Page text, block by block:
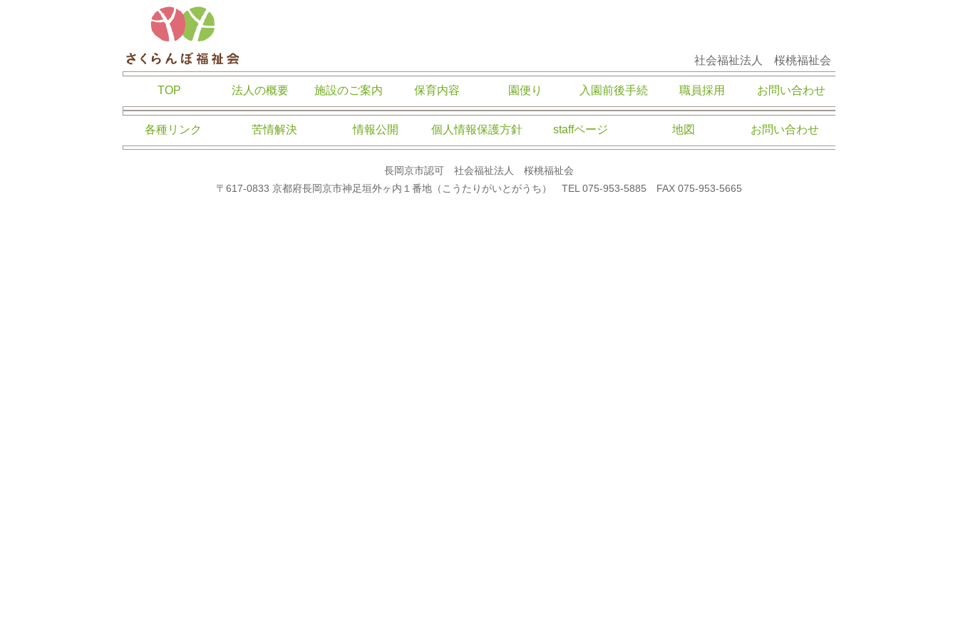
社会福祉法人 桜桃福祉会
TOP 法人の概要 施設のご案内 保育内容 園便り 入園前後手続 職員採用 お問い合わせ
各種リンク 苦情解決 情報公開 個人情報保護方針 staffページ 地図 お問い合わせ
長岡京市認可 社会福祉法人 桜桃福祉会
〒617-0833 京都府長岡京市神足垣外ヶ内１番地（こうたりがいとがうち） TEL 075-953-5885 FAX 075-953-5665